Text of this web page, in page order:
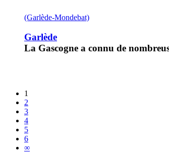
(Garlède-Mondebat)
Garlède
La Gascogne a connu de
1
2
3
4
5
6
∞